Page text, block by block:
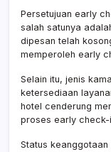
Persetujuan early
salah satunya
dipesan telah
memperoleh early
Selain itu, jenis
ketersediaan
hotel cenderung
proses early check-
Status